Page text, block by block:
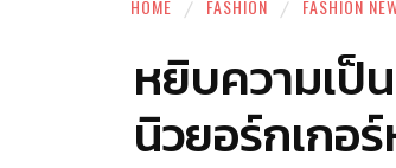
HOME FASHION FASHION
หยิบความเป็
นิวยอร์กเกอ